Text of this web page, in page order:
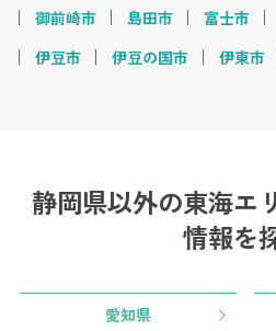
御前崎市
島田市 富士市
伊豆市
伊豆の国市 伊東市
静岡県以外の東海エ
情報を
愛知県